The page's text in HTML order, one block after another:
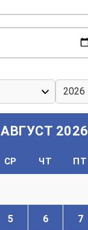
АВГУСТ 2026
СР ЧТ ПТ
5 6 7